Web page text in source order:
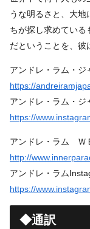
うな明るさと、大
ちが探し求めてい
だということを、彼
アンドレ・ラム・
https://
アンドレ・ラム・
https://
アンドレ・ラム Ｗ
http://
アンドレ・ラム
https://
◆通訳